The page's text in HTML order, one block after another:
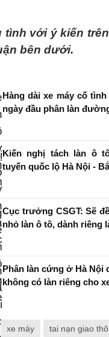
tình với ý kiến
bên dưới.
Hàng dài xe máy cố
ngày đầu phân làn
Kiến nghị tách làn ô
tuyến quốc lộ Hà Nội -
Cục trưởng CSGT: Sẽ
nhỏ làn ô tô, dành riêng
Phân làn cứng ở Hà Nội
không có làn riêng cho
xe máy tai nạn giao